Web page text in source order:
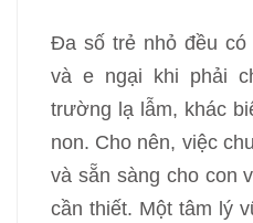
Đa số trẻ nhỏ đều
và e ngại khi phải
trường lạ lẫm, khác
non. Cho nên, việc
và sẵn sàng cho con
cần thiết. Một tâm lý